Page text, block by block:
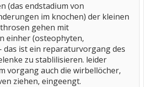
(das endstadium von
im knochen) der kleinen
gehen mit
einher (osteophyten,
das ist ein reparaturvorgang des
zu stablilisieren. leider
vorgang auch die wirbellöcher,
ziehen, eingeengt.